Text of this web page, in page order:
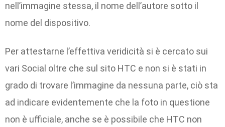
nell’immagine stessa, il nome dell’autore sotto il
nome del dispositivo.
Per attestarne l’effettiva veridicità si è cercato sui
vari Social oltre che sul sito HTC e non si è stati in
grado di trovare l’immagine da nessuna parte, ciò sta
ad indicare evidentemente che la foto in questione
non è ufficiale, anche se è possibile che HTC non